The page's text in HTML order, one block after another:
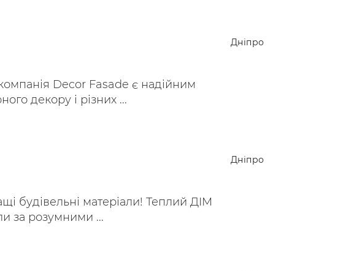
Дніпро
Decor Fasade є надійним
декору і різних ...
Дніпро
будівельні матеріали! Теплий ДІМ
за розумними ...